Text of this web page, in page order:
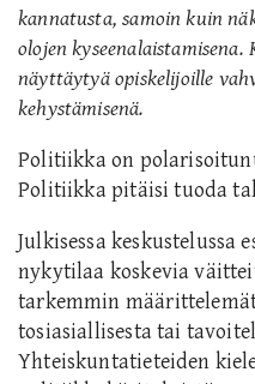
kannatusta, samoin kuin
olojen
näyttäytyä opiskelijoille
kehystämisenä.
Politiikka on
Politiikka pitäisi tuoda
Julkisessa
nykytilaa koskevia
tarkemmin
tosiasiallisesta tai
Yhteiskuntatieteiden